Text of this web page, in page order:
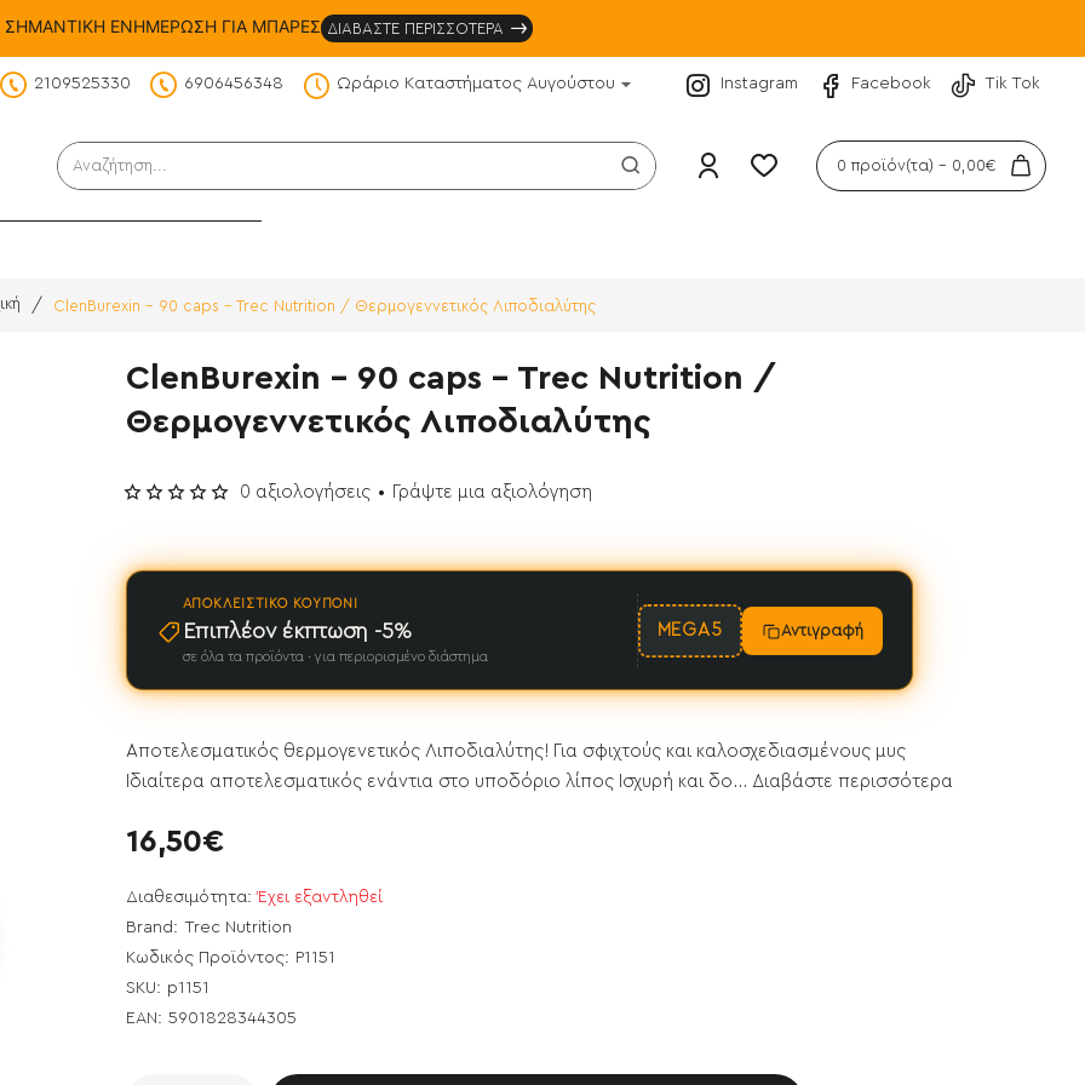
ΣΗΜΑΝΤΙΚΗ ΕΝΗΜΕΡΩΣΗ ΓΙΑ ΜΠΑΡΕΣ ΔΙΑΒΑΣΤΕ ΠΕΡΙΣΣΟΤΕΡΑ
2109525330 6906456348 Ωράριο Καταστήματος Αυγούστου Instagram Facebook Tik Tok
Αναζήτηση... 0 προϊόν(τα) - 0,00€
ClenBurexin - 90 caps - Trec Nutrition / Θερμογεννετικός Λιποδιαλύτης
ClenBurexin - 90 caps - Trec Nutrition /
Θερμογεννετικός Λιποδιαλύτης
ΑΠΟΚΛΕΙΣΤΙΚΌ ΚΟΥΠΌΝΙ
Επιπλέον έκπτωση -5%
σε όλα τα προϊόντα · για περιορισμένο διάστημα
MEGA5 Αντιγραφή
Αποτελεσματικός θερμογενετικός Λιποδιαλύτης! Για σφιχτούς και καλοσχεδιασμένους μυς
Ιδιαίτερα αποτελεσματικός ενάντια στο υποδόριο λίπος Ισχυρή και δο... Διαβάστε περισσότερα
Διαθεσιμότητα: Έχει εξαντληθεί
Brand: Trec Nutrition
Κωδικός Προϊόντος: P1151
SKU: p1151
EAN: 5901828344305
0 αξιολογήσεις • Γράψτε μια αξιολόγηση
16,50€